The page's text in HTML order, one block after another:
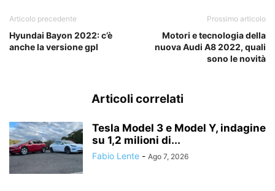
Articolo precedente
Hyundai Bayon 2022: c’è
anche la versione gpl
Prossimo articolo
Motori e tecnologia della
nuova Audi A8 2022, quali
sono le novità
Articoli correlati
Tesla Model 3 e Model Y, indagine
su 1,2 milioni di...
Fabio Lente - Ago 7, 2026